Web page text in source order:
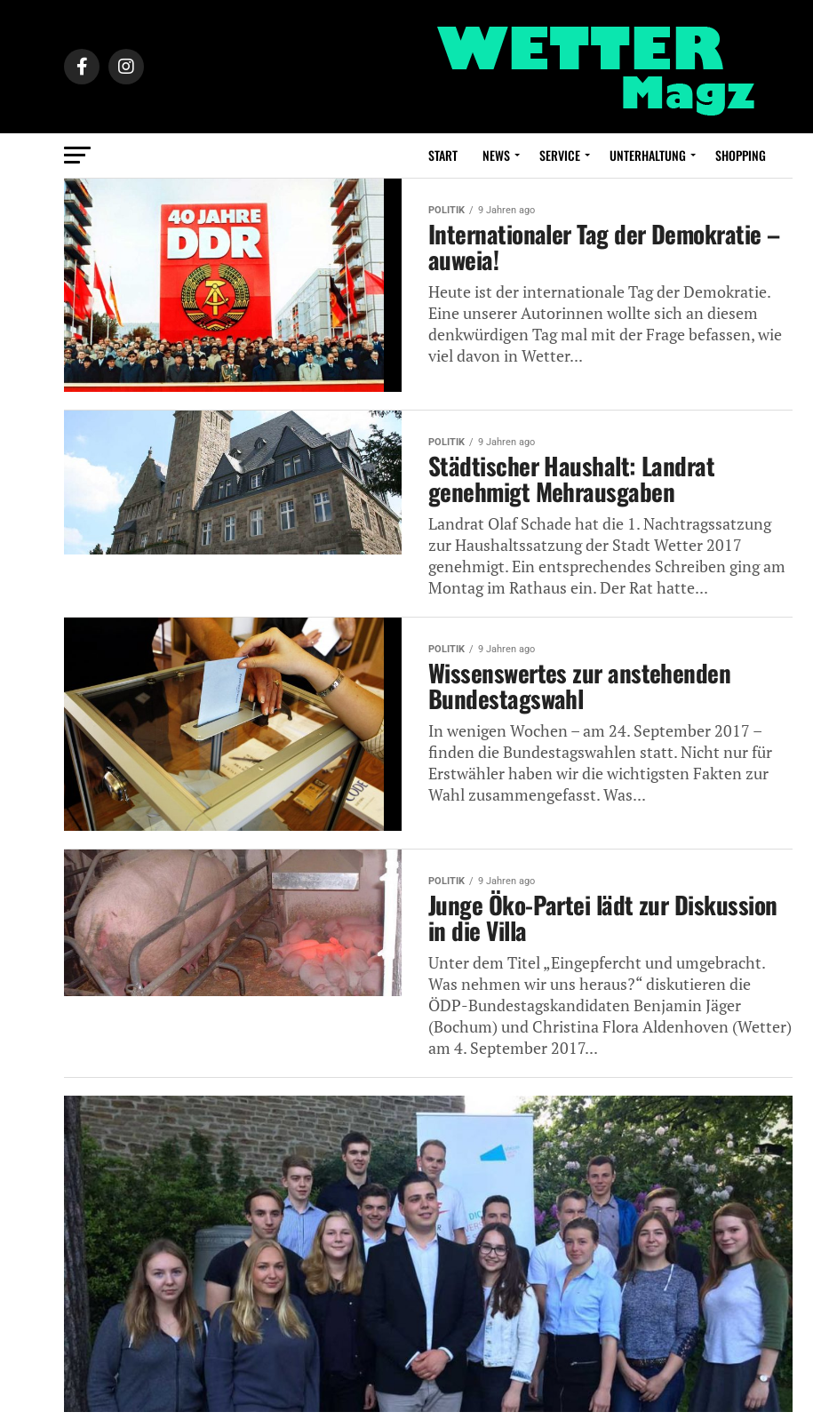
START NEWS SERVICE UNTERHALTUNG SHOPPING
POLITIK 9 Jahren ago
Internationaler Tag der Demokratie –
auweia!
Heute ist der internationale Tag der Demokratie.
Eine unserer Autorinnen wollte sich an diesem
denkwürdigen Tag mal mit der Frage befassen, wie
viel davon in Wetter...
POLITIK 9 Jahren ago
Städtischer Haushalt: Landrat
genehmigt Mehrausgaben
Landrat Olaf Schade hat die 1. Nachtragssatzung
zur Haushaltssatzung der Stadt Wetter 2017
genehmigt. Ein entsprechendes Schreiben ging am
Montag im Rathaus ein. Der Rat hatte...
POLITIK 9 Jahren ago
Wissenswertes zur anstehenden
Bundestagswahl
In wenigen Wochen – am 24. September 2017 –
finden die Bundestagswahlen statt. Nicht nur für
Erstwähler haben wir die wichtigsten Fakten zur
Wahl zusammengefasst. Was...
POLITIK 9 Jahren ago
Junge Öko-Partei lädt zur Diskussion
in die Villa
Unter dem Titel „Eingepfercht und umgebracht.
Was nehmen wir uns heraus?“ diskutieren die
ÖDP-Bundestagskandidaten Benjamin Jäger
(Bochum) und Christina Flora Aldenhoven (Wetter)
am 4. September 2017...